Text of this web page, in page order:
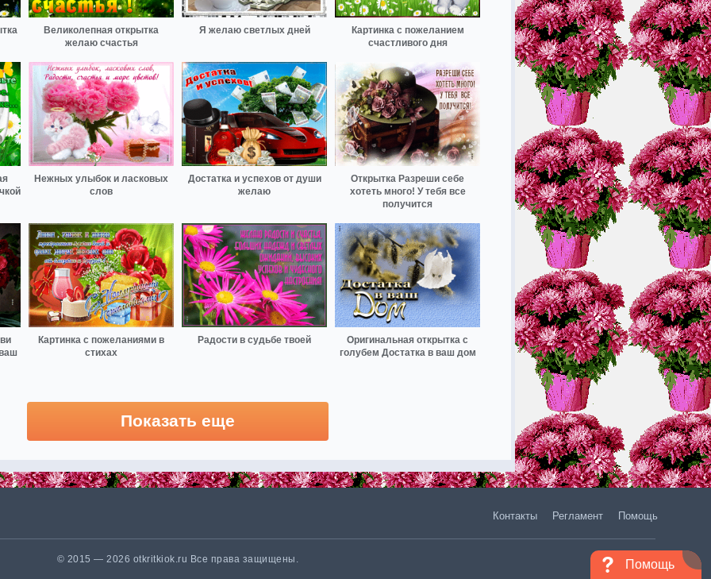
Великолепная открытка
желаю счастья
Я желаю светлых дней
Картинка с пожеланием
счастливого дня
Нежных улыбок и ласковых
слов
Достатка и успехов от души
желаю
Открытка Разреши себе
хотеть много! У тебя все
получится
Картинка с пожеланиями в
стихах
Радости в судьбе твоей
Оригинальная открытка с
голубем Достатка в ваш дом
Показать еще
Помощь
Контакты Регламент Помощь
© 2015 — 2026 otkritkiok.ru Все права защищены.